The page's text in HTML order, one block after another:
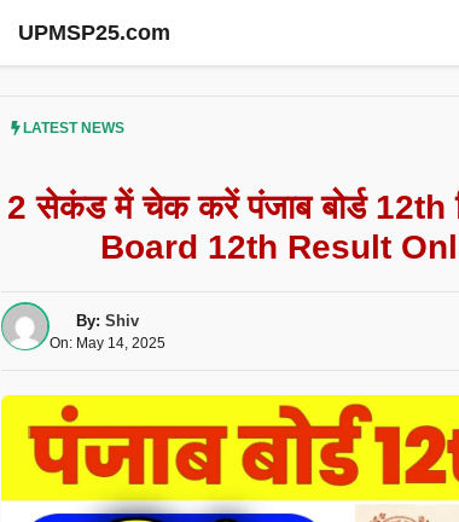
UPMSP25.com
LATEST NEWS
2 सेकंड में चेक करें पंजाब बोर्ड
Board 12th Result
By: Shiv
On: May 14, 2025